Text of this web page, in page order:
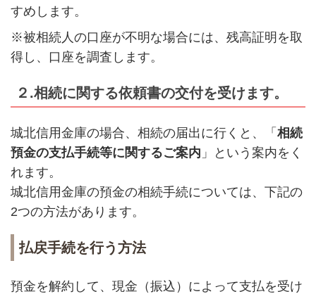
すめします。
※被相続人の口座が不明な場合には、残高証明を取
得し、口座を調査します。
２.相続に関する依頼書の交付を受けます。
城北信用金庫の場合、相続の届出に行くと、「 相続
預金の支払手続等に関するご案内 」という案内をく
れます。
城北信用金庫の預金の相続手続については、下記の
2つの方法があります。
払戻手続を行う方法
預金を解約して、現金（振込）によって支払を受け